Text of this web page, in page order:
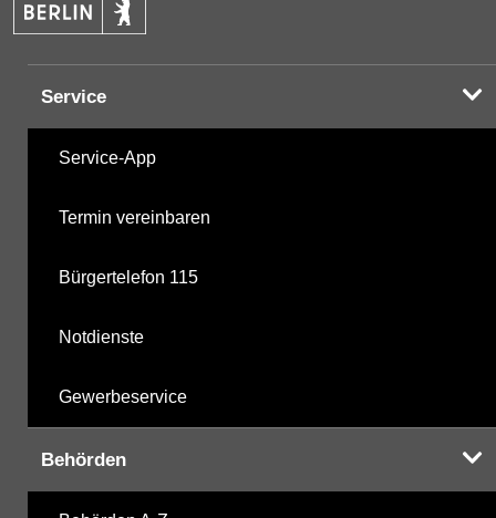
Service
Service-App
Termin vereinbaren
Bürgertelefon 115
Notdienste
Gewerbeservice
Behörden